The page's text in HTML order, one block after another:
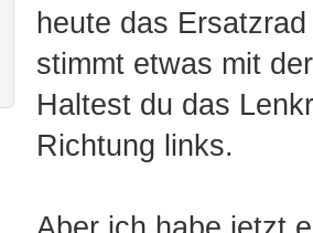
heute das
stimmt etwas mit
Haltest du das
Richtung links.